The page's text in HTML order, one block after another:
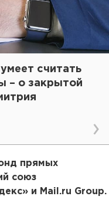
считать
– о закрытой
прямых
союз
и Mail.ru Group.